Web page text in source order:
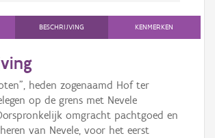
BESCHRIJVING KENMERKEN
heden zogenaamd Hof ter
op de grens met Nevele
omgracht pachtgoed en
van Nevele, voor het eerst